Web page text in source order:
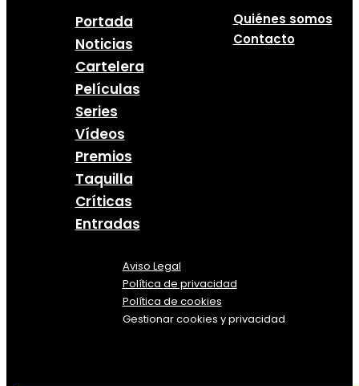
Portada
Noticias
Cartelera
Películas
Series
Vídeos
Premios
Taquilla
Críticas
Entradas
Quiénes somos
Contacto
Aviso Legal
Política de privacidad
Política de cookies
Gestionar cookies y privacidad